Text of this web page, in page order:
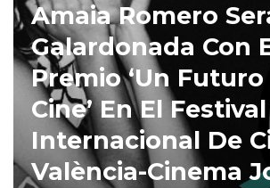
Amaia Romero
Galardonada Con
Premio ‘Un Futuro
Cine’ En El Festival
Internacional De
València-Cinema